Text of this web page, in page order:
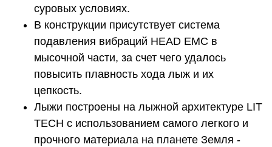
суровых условиях.
В конструкции присутствует система
подавления вибраций HEAD EMC в
мысочной части, за счет чего удалось
повысить плавность хода лыж и их
цепкость.
Лыжи построены на лыжной архитектуре LIT
TECH с использованием самого легкого и
прочного материала на планете Земля -